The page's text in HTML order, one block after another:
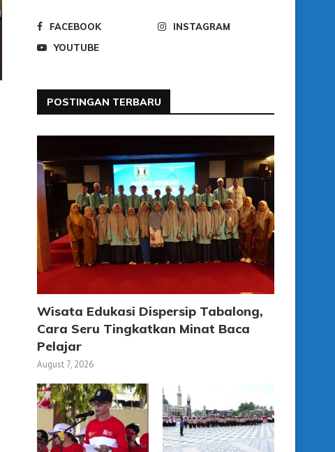
FACEBOOK
INSTAGRAM
YOUTUBE
POSTINGAN TERBARU
Wisata Edukasi Dispersip Tabalong,
Cara Seru Tingkatkan Minat Baca
Pelajar
August 7, 2026